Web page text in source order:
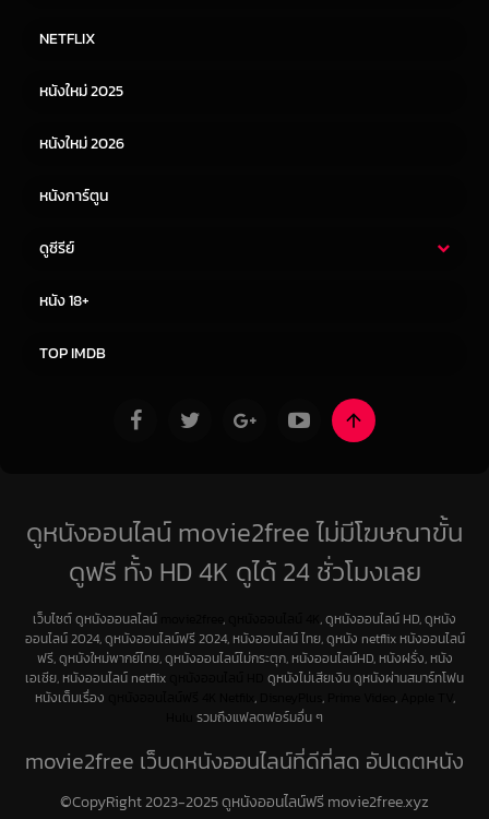
หนังจีน
NETFLIX
หนังใหม่ 2025
หนังใหม่ 2026
หนังการ์ตูน
ดูซีรีย์
หนัง 18+
TOP IMDB
ดูหนังออนไลน์ movie2free ไม่มีโฆษณาขั้น
ดูฟรี ทั้ง HD 4K ดูได้ 24 ชั่วโมงเลย
เว็บไซต์ ดูหนังออนลไลน์ ,
, ดูหนังออนไลน์ HD, ดูหนัง
ออนไลน์ 2024, ดูหนังออนไลน์ฟรี 2024, หนังออนไลน์ ไทย, ดูหนัง netflix หนังออนไลน์
ฟรี, ดูหนังใหม่พากย์ไทย, ดูหนังออนไลน์ไม่กระตุก, หนังออนไลน์HD, หนังฝรั่ง, หนัง
เอเชีย, หนังออนไลน์ netflix
ดูหนังไม่เสียเงิน ดูหนังผ่านสมาร์ทโฟน
หนังเต็มเรื่อง
, , ,
,
รวมถึงแฟลตฟอร์มอื่น ๆ
movie2free เว็บดูหนังออนไลน์ที่ดีที่สุด อัปเดตหนัง
ใหม่ทุกวัน
©CopyRight 2023-2025 ดูหนังออนไลน์ฟรี movie2free.xyz